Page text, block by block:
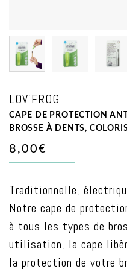
LOV'FROG
CAPE DE PROTECTION
BROSSE À DENTS, COLORIS
8,00€
Traditionnelle,
Notre cape de
à tous les types de
utilisation, la cape
la protection de votre